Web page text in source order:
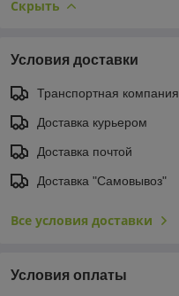
Скрыть
Условия доставки
Транспортная компания
Доставка курьером
Доставка почтой
Доставка "Самовывоз"
Все условия доставки
Условия оплаты